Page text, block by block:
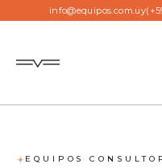
info@equipos.com.uy
EQUIPOS